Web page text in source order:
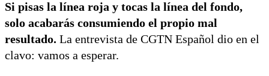
Si pisas la línea roja y tocas la línea del fondo,
solo acabarás consumiendo el propio mal
resultado. La entrevista de CGTN Español dio en el
clavo: vamos a esperar.